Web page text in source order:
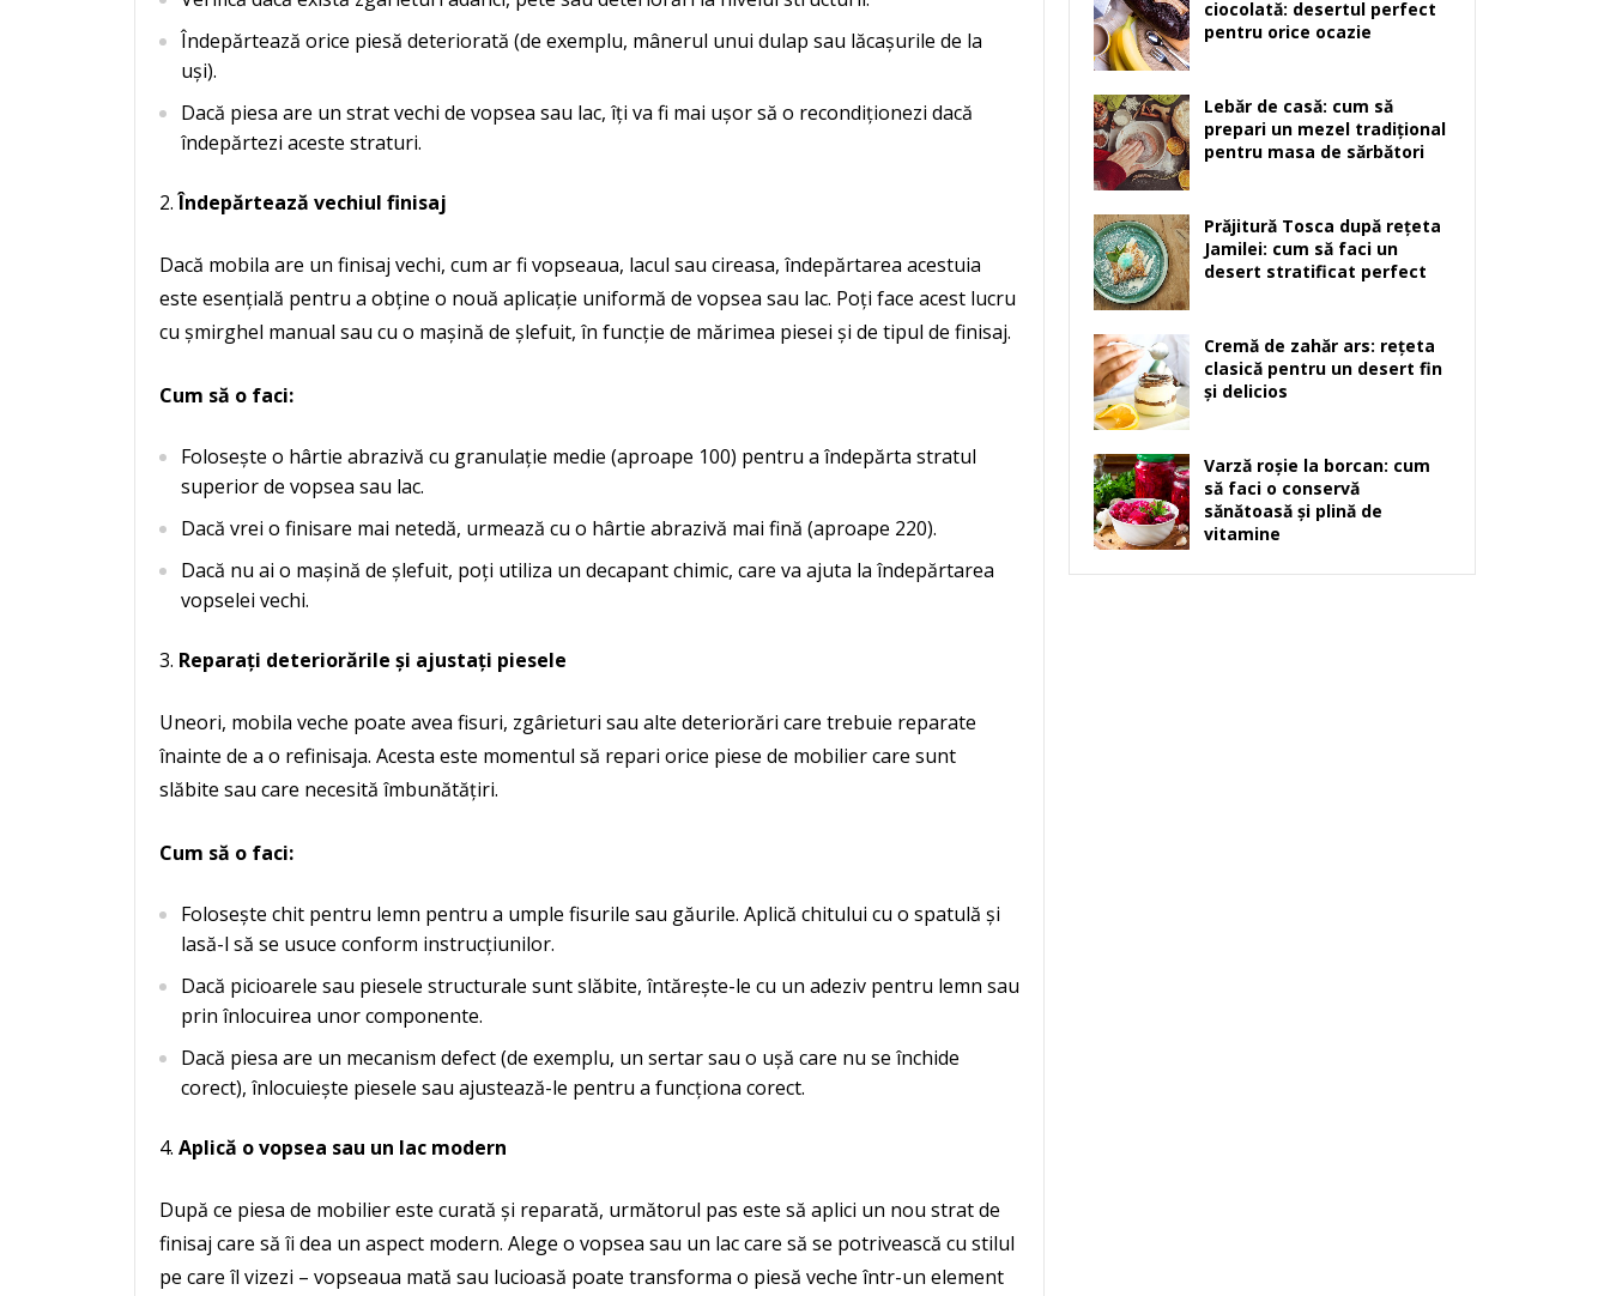
Îndepărtează orice piesă deteriorată (de exemplu, mânerul unui dulap sau lăcașurile de la
uși).
Dacă piesa are un strat vechi de vopsea sau lac, îți va fi mai ușor să o recondiționezi dacă
îndepărtezi aceste straturi.
Îndepărtează vechiul finisaj
Dacă mobila are un finisaj vechi, cum ar fi vopseaua, lacul sau cireasa, îndepărtarea acestuia
este esențială pentru a obține o nouă aplicație uniformă de vopsea sau lac. Poți face acest lucru
cu șmirghel manual sau cu o mașină de șlefuit, în funcție de mărimea piesei și de tipul de finisaj.
Cum să o faci:
Folosește o hârtie abrazivă cu granulație medie (aproape 100) pentru a îndepărta stratul
superior de vopsea sau lac.
Dacă vrei o finisare mai netedă, urmează cu o hârtie abrazivă mai fină (aproape 220).
Dacă nu ai o mașină de șlefuit, poți utiliza un decapant chimic, care va ajuta la îndepărtarea
vopselei vechi.
Reparați deteriorările și ajustați piesele
Uneori, mobila veche poate avea fisuri, zgârieturi sau alte deteriorări care trebuie reparate
înainte de a o refinisaja. Acesta este momentul să repari orice piese de mobilier care sunt
slăbite sau care necesită îmbunătățiri.
Cum să o faci:
Folosește chit pentru lemn pentru a umple fisurile sau găurile. Aplică chitului cu o spatulă și
lasă-l să se usuce conform instrucțiunilor.
Dacă picioarele sau piesele structurale sunt slăbite, întărește-le cu un adeziv pentru lemn sau
prin înlocuirea unor componente.
Dacă piesa are un mecanism defect (de exemplu, un sertar sau o ușă care nu se închide
corect), înlocuiește piesele sau ajustează-le pentru a funcționa corect.
Aplică o vopsea sau un lac modern
După ce piesa de mobilier este curată și reparată, următorul pas este să aplici un nou strat de
finisaj care să îi dea un aspect modern. Alege o vopsea sau un lac care să se potrivească cu stilul
pe care îl vizezi – vopseaua mată sau lucioasă poate transforma o piesă veche într-un element
ciocolată: desertul perfect
pentru orice ocazie
Lebăr de casă: cum să
prepari un mezel tradițional
pentru masa de sărbători
Prăjitură Tosca după rețeta
Jamilei: cum să faci un
desert stratificat perfect
Cremă de zahăr ars: rețeta
clasică pentru un desert fin
și delicios
Varză roșie la borcan: cum
să faci o conservă
sănătoasă și plină de
vitamine